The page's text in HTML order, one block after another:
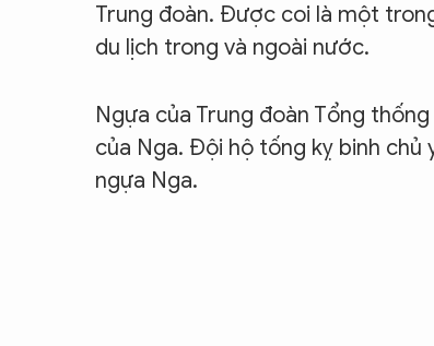
Trung đoàn. Được coi là một
du lịch trong và ngoài nước.
Ngựa của Trung đoàn Tổng
của Nga. Đội hộ tống kỵ binh chủ
ngựa Nga.